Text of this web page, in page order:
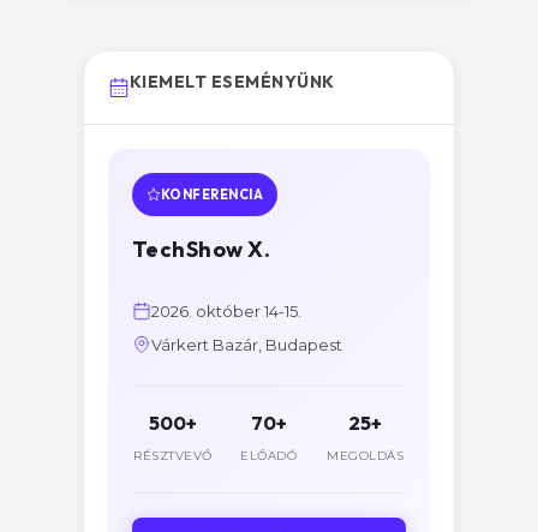
KIEMELT ESEMÉNYÜNK
KONFERENCIA
TechShow X.
2026. október 14-15.
Várkert Bazár, Budapest
500+
RÉSZTVEVŐ
70+
ELŐADÓ
25+
MEGOLDÁS